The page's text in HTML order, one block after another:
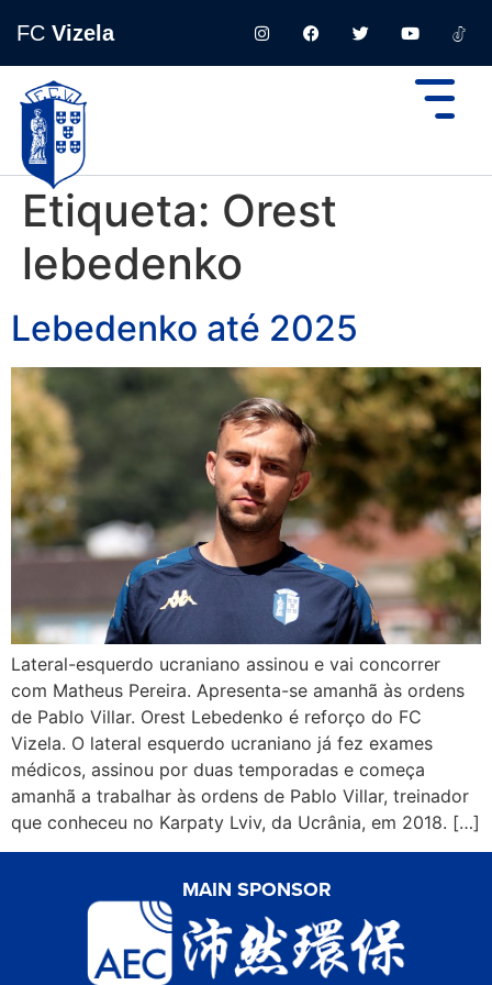
FC Vizela
Etiqueta: Orest
lebedenko
Lebedenko até 2025
Lateral-esquerdo ucraniano assinou e vai concorrer
com Matheus Pereira. Apresenta-se amanhã às ordens
de Pablo Villar. Orest Lebedenko é reforço do FC
Vizela. O lateral esquerdo ucraniano já fez exames
médicos, assinou por duas temporadas e começa
amanhã a trabalhar às ordens de Pablo Villar, treinador
que conheceu no Karpaty Lviv, da Ucrânia, em 2018. […]
MAIN SPONSOR